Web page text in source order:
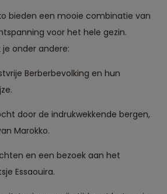
bieden een mooie combinatie van
voor het hele gezin.
onder andere:
Berberbevolking en hun
door de indrukwekkende bergen,
Marokko.
en een bezoek aan het
Essaouira.